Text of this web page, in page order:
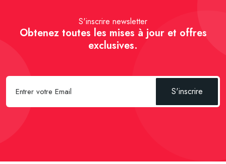
S'inscrire newsletter
Obtenez toutes les mises à jour et offres
exclusives.
S'inscrire